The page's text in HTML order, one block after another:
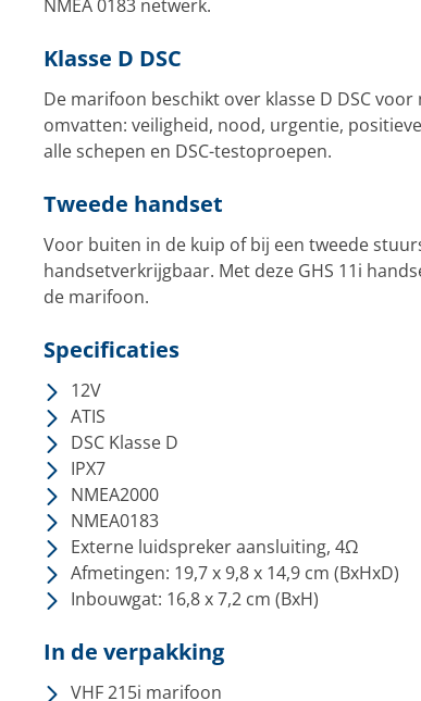
NMEA 0183 netwerk.
Klasse D DSC
De marifoon beschikt over klasse D DSC
omvatten: veiligheid, nood, urgentie,
alle schepen en DSC-testoproepen.
Tweede handset
Voor buiten in de kuip of bij een tweede
handsetverkrijgbaar. Met deze GHS 11i
de marifoon.
Specificaties
12V
ATIS
DSC Klasse D
IPX7
NMEA2000
NMEA0183
Externe luidspreker aansluiting, 4Ω
Afmetingen: 19,7 x 9,8 x 14,9 cm (BxHxD)
Inbouwgat: 16,8 x 7,2 cm (BxH)
In de verpakking
VHF 215i marifoon